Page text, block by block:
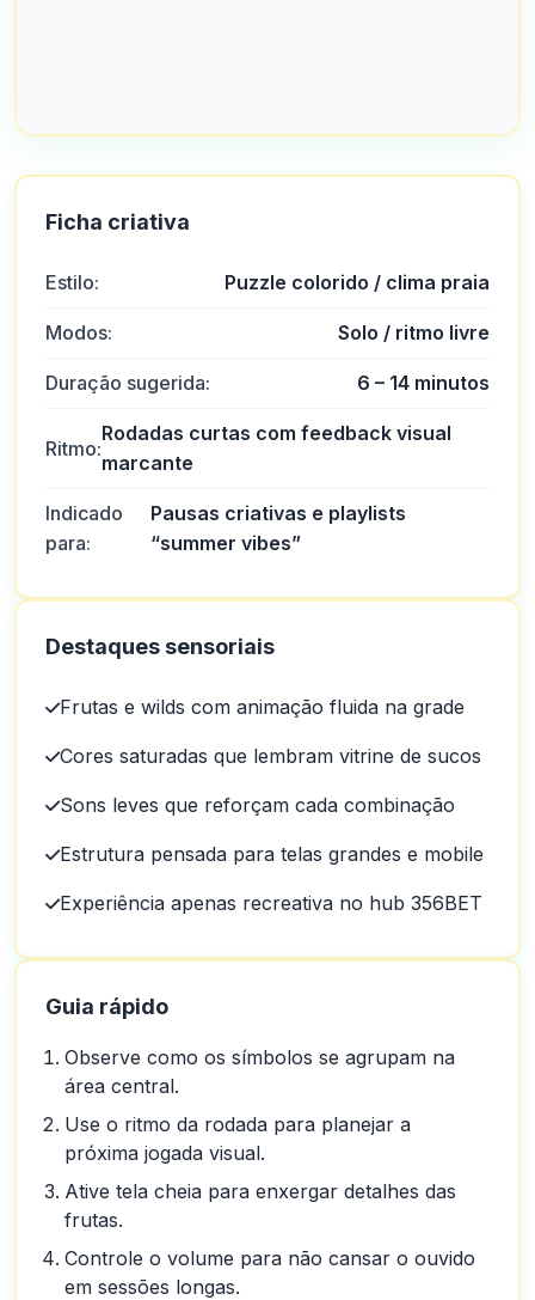
Ficha criativa
Estilo: Puzzle colorido / clima praia
Modos: Solo / ritmo livre
Duração sugerida: 6 – 14 minutos
Ritmo:
Rodadas curtas com feedback visual
marcante
Indicado
para:
Pausas criativas e playlists
“summer vibes”
Destaques sensoriais
Frutas e wilds com animação fluida na grade
Cores saturadas que lembram vitrine de sucos
Sons leves que reforçam cada combinação
Estrutura pensada para telas grandes e mobile
Experiência apenas recreativa no hub 356BET
Guia rápido
Observe como os símbolos se agrupam na
área central.
Use o ritmo da rodada para planejar a
próxima jogada visual.
Ative tela cheia para enxergar detalhes das
frutas.
Controle o volume para não cansar o ouvido
em sessões longas.